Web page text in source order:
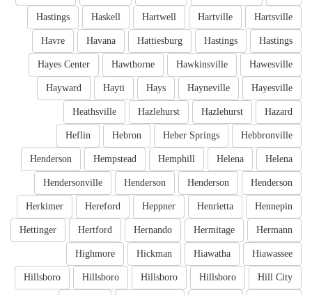
Hartsville
Hartville
Hartwell
Haskell
Hastings
Hastings
Hastings
Hattiesburg
Havana
Havre
Hawesville
Hawkinsville
Hawthorne
Hayes Center
Hayesville
Hayneville
Hays
Hayti
Hayward
Hazard
Hazlehurst
Hazlehurst
Heathsville
Hebbronville
Heber Springs
Hebron
Heflin
Helena
Helena
Hemphill
Hempstead
Henderson
Henderson
Henderson
Henderson
Hendersonville
Hennepin
Henrietta
Heppner
Hereford
Herkimer
Hermann
Hermitage
Hernando
Hertford
Hettinger
Hiawassee
Hiawatha
Hickman
Highmore
Hill City
Hillsboro
Hillsboro
Hillsboro
Hillsboro